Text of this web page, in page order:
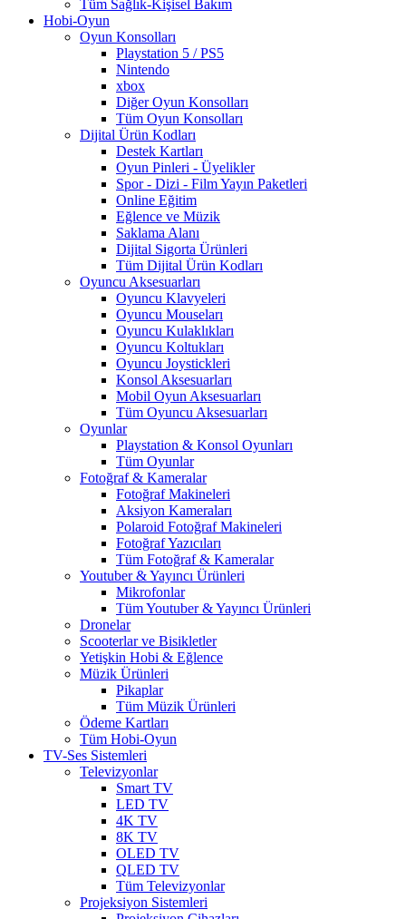
Tüm Sağlık-Kişisel Bakım
Hobi-Oyun
Oyun Konsolları
Playstation 5 / PS5
Nintendo
xbox
Diğer Oyun Konsolları
Tüm Oyun Konsolları
Dijital Ürün Kodları
Destek Kartları
Oyun Pinleri - Üyelikler
Spor - Dizi - Film Yayın Paketleri
Online Eğitim
Eğlence ve Müzik
Saklama Alanı
Dijital Sigorta Ürünleri
Tüm Dijital Ürün Kodları
Oyuncu Aksesuarları
Oyuncu Klavyeleri
Oyuncu Mouseları
Oyuncu Kulaklıkları
Oyuncu Koltukları
Oyuncu Joystickleri
Konsol Aksesuarları
Mobil Oyun Aksesuarları
Tüm Oyuncu Aksesuarları
Oyunlar
Playstation & Konsol Oyunları
Tüm Oyunlar
Fotoğraf & Kameralar
Fotoğraf Makineleri
Aksiyon Kameraları
Polaroid Fotoğraf Makineleri
Fotoğraf Yazıcıları
Tüm Fotoğraf & Kameralar
Youtuber & Yayıncı Ürünleri
Mikrofonlar
Tüm Youtuber & Yayıncı Ürünleri
Dronelar
Scooterlar ve Bisikletler
Yetişkin Hobi & Eğlence
Müzik Ürünleri
Pikaplar
Tüm Müzik Ürünleri
Ödeme Kartları
Tüm Hobi-Oyun
TV-Ses Sistemleri
Televizyonlar
Smart TV
LED TV
4K TV
8K TV
OLED TV
QLED TV
Tüm Televizyonlar
Projeksiyon Sistemleri